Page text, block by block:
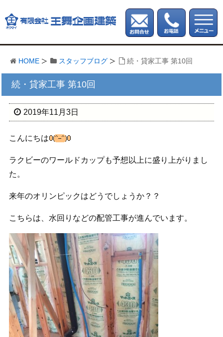
HOME スタッフブログ 続・貸家工事 第10回
続・貸家工事 第10回
2019年11月3日
こんにちは
ラクビーのワールドカップも予想以上に盛り上がりまし
た。
来年のオリンピックはどうでしょうか？？
こちらは、水回りなどの配管工事が進んでいます。